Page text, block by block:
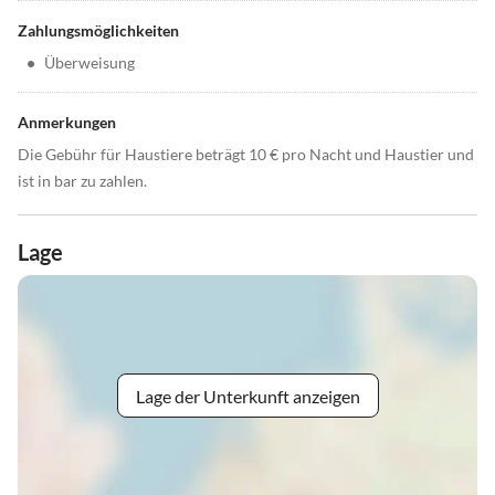
Zahlungsmöglichkeiten
• Überweisung
Anmerkungen
Die Gebühr für Haustiere beträgt 10 € pro Nacht und Haustier und
ist in bar zu zahlen.
Lage
Lage der Unterkunft anzeigen